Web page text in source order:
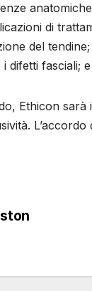
di
del
difetti fasciali;
Ethicon